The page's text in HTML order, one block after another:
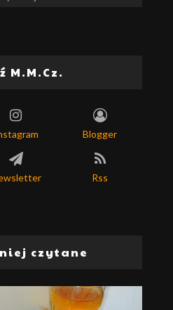
M.M.Cz.
Blogger
Rss
czytane